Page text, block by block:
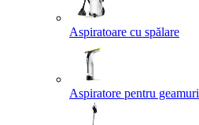
Aspiratoare cu spălare
Aspiratore pentru geamuri